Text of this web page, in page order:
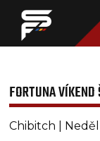
FORTUNA
Chibitch |